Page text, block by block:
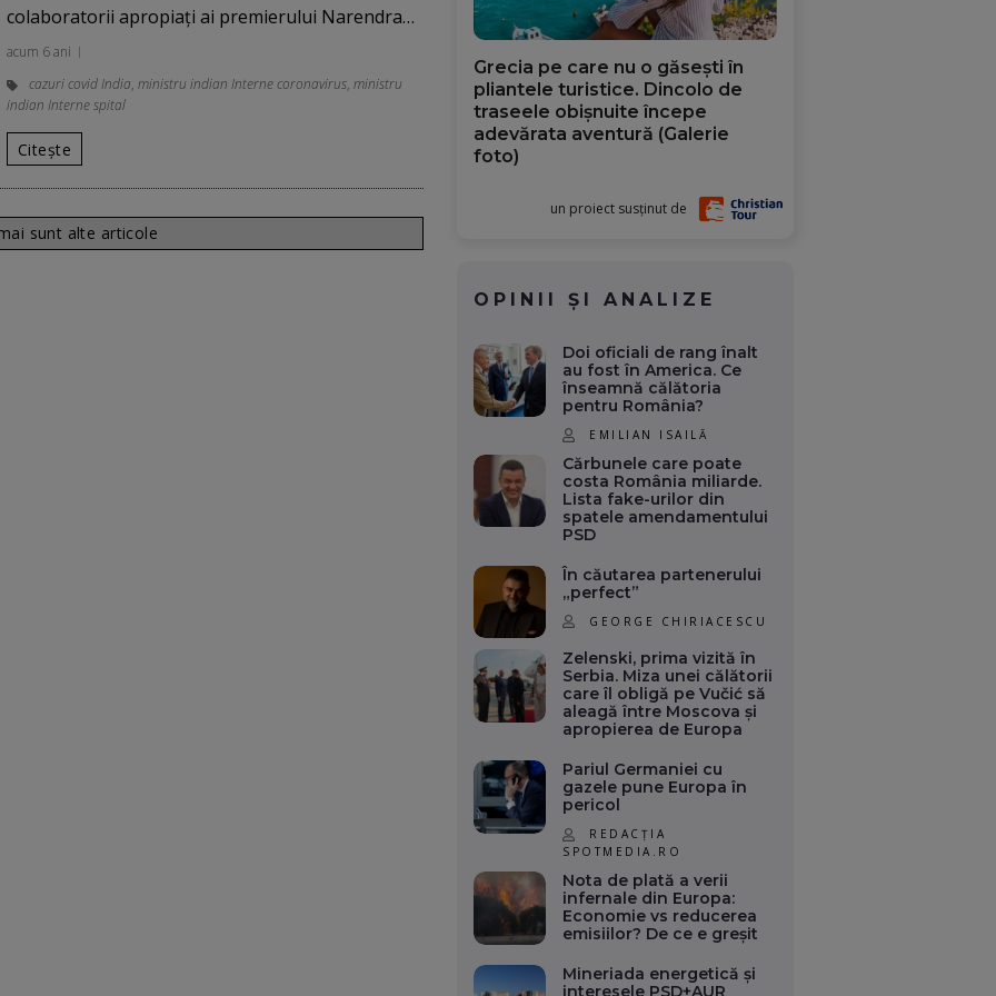
colaboratorii apropiaţi ai premierului Narendra…
acum 6 ani
cazuri covid India, ministru indian Interne coronavirus, ministru
indian Interne spital
Citește
sunt alte articole
Grecia pe care nu o găsești în
pliantele turistice. Dincolo de
traseele obișnuite începe
adevărata aventură (Galerie
foto)
un proiect susținut de
OPINII ȘI ANALIZE
Doi oficiali de rang înalt
au fost în America. Ce
înseamnă călătoria
pentru România?
EMILIAN ISAILĂ
Cărbunele care poate
costa România miliarde.
Lista fake-urilor din
spatele amendamentului
PSD
În căutarea partenerului
„perfect”
GEORGE CHIRIACESCU
Zelenski, prima vizită în
Serbia. Miza unei călătorii
care îl obligă pe Vučić să
aleagă între Moscova și
apropierea de Europa
Pariul Germaniei cu
gazele pune Europa în
pericol
REDACȚIA
SPOTMEDIA.RO
Nota de plată a verii
infernale din Europa:
Economie vs reducerea
emisiilor? De ce e greșit
Mineriada energetică și
interesele PSD+AUR